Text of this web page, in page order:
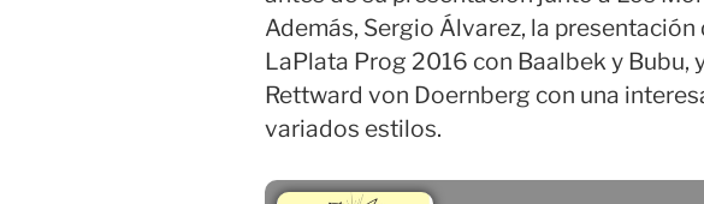
Además, Sergio Álvarez, la
LaPlata Prog 2016 con Baalbek y Bubu,
Rettward von Doernberg con una
variados estilos.